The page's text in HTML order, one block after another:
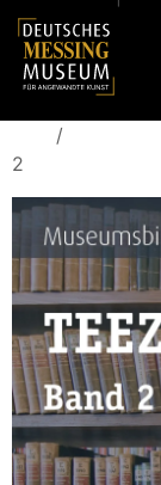
/
2